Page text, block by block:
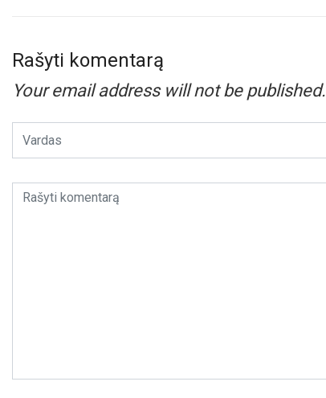
Rašyti komentarą
Your email address will not be published.